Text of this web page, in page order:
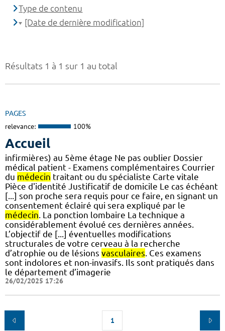
Résultats 1 à 1 sur 1 au total
PAGES
relevance: 100%
Accueil
infirmières) au 5ème étage Ne pas oublier Dossier
médical patient - Examens complémentaires Courrier
du médecin traitant ou du spécialiste Carte vitale
Pièce d'identité Justificatif de domicile Le cas échéant
[...] son proche sera requis pour ce faire, en signant un
consentement éclairé qui sera expliqué par le
médecin . La ponction lombaire La technique a
considérablement évolué ces dernières années.
L’objectif de [...] éventuelles modifications
structurales de votre cerveau à la recherche
d’atrophie ou de lésions vasculaires . Ces examens
sont indolores et non-invasifs. Ils sont pratiqués dans
le département d’imagerie
26/02/2025 17:26
1
Type de contenu
[Date de dernière modification]